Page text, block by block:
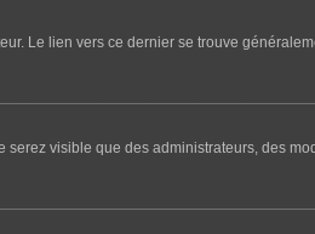
Le lien vers ce dernier se trouve
serez visible que des administrateurs, des